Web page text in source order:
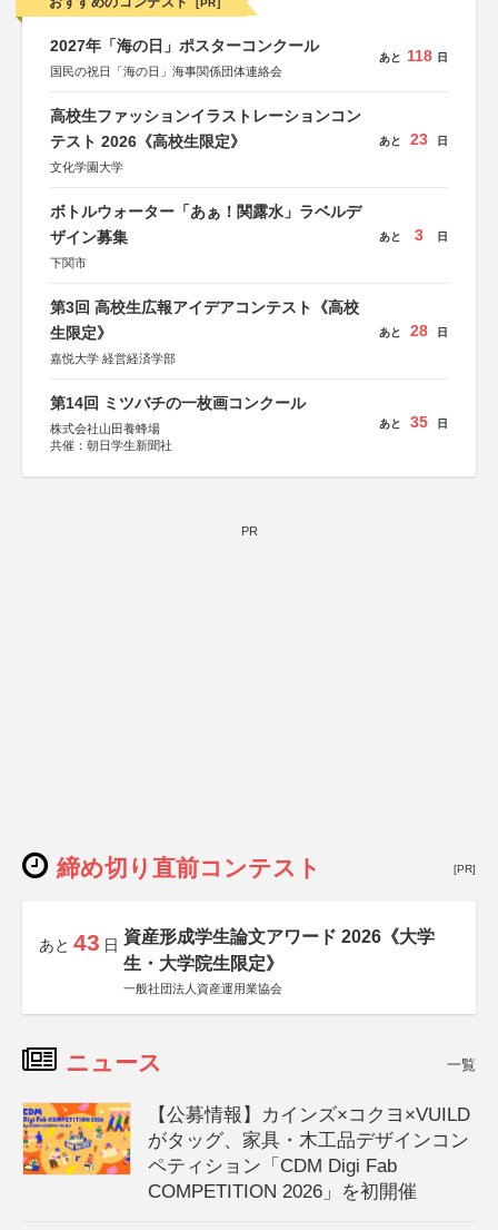
[PR]
2027年「海の日」ポスターコンクール
国民の祝日「海の日」海事関係団体連絡会
あと 118 日
高校生ファッションイラストレーションコン
テスト 2026《高校生限定》
文化学園大学
あと 23 日
ボトルウォーター「あぁ！関露水」ラベルデ
ザイン募集
下関市
あと 3 日
第3回 高校生広報アイデアコンテスト《高校
生限定》
嘉悦大学 経営経済学部
あと 28 日
第14回 ミツバチの一枚画コンクール
株式会社山田養蜂場
共催：朝日学生新聞社
あと 35 日
PR
締め切り直前コンテスト [PR]
あと 43 日 資産形成学生論文アワード 2026《大学
生・大学院生限定》
一般社団法人資産運用業協会
ニュース 一覧
【公募情報】カインズ×コクヨ×VUILD
がタッグ、家具・木工品デザインコン
ペティション「CDM Digi Fab
COMPETITION 2026」を初開催